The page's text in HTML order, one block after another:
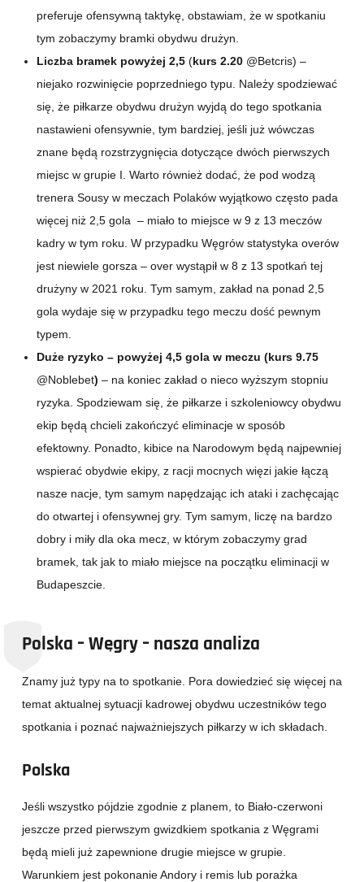
preferuje ofensywną taktykę, obstawiam, że w spotkaniu
tym zobaczymy bramki obydwu drużyn.
Liczba bramek powyżej 2,5 (kurs 2.20 @Betcris) –
niejako rozwinięcie poprzedniego typu. Należy spodziewać
się, że piłkarze obydwu drużyn wyjdą do tego spotkania
nastawieni ofensywnie, tym bardziej, jeśli już wówczas
znane będą rozstrzygnięcia dotyczące dwóch pierwszych
miejsc w grupie I. Warto również dodać, że pod wodzą
trenera Sousy w meczach Polaków wyjątkowo często pada
więcej niż 2,5 gola – miało to miejsce w 9 z 13 meczów
kadry w tym roku. W przypadku Węgrów statystyka overów
jest niewiele gorsza – over wystąpił w 8 z 13 spotkań tej
drużyny w 2021 roku. Tym samym, zakład na ponad 2,5
gola wydaje się w przypadku tego meczu dość pewnym
typem.
Duże ryzyko – powyżej 4,5 gola w meczu (kurs 9.75
@Noblebet) – na koniec zakład o nieco wyższym stopniu
ryzyka. Spodziewam się, że piłkarze i szkoleniowcy obydwu
ekip będą chcieli zakończyć eliminacje w sposób
efektowny. Ponadto, kibice na Narodowym będą najpewniej
wspierać obydwie ekipy, z racji mocnych więzi jakie łączą
nasze nacje, tym samym napędzając ich ataki i zachęcając
do otwartej i ofensywnej gry. Tym samym, liczę na bardzo
dobry i miły dla oka mecz, w którym zobaczymy grad
bramek, tak jak to miało miejsce na początku eliminacji w
Budapeszcie.
Polska – Węgry – nasza analiza
Znamy już typy na to spotkanie. Pora dowiedzieć się więcej na
temat aktualnej sytuacji kadrowej obydwu uczestników tego
spotkania i poznać najważniejszych piłkarzy w ich składach.
Polska
Jeśli wszystko pójdzie zgodnie z planem, to Biało-czerwoni
jeszcze przed pierwszym gwizdkiem spotkania z Węgrami
będą mieli już zapewnione drugie miejsce w grupie.
Warunkiem jest pokonanie Andory i remis lub porażka